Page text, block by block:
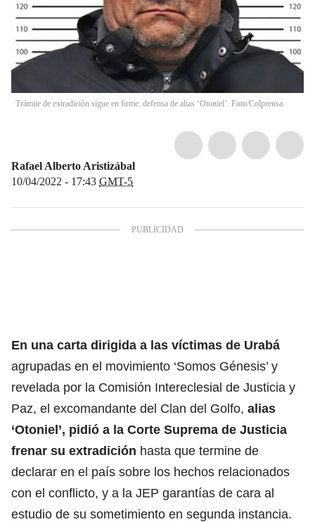
Trámite de extradición sigue en firme: defensa de alias ‘Otoniel’. Foto/Colprensa.
Rafael Alberto Aristizábal
10/04/2022 - 17:43 GMT-5
En una carta dirigida a las víctimas de Urabá
agrupadas en el movimiento ‘Somos Génesis’ y
revelada por la Comisión Intereclesial de Justicia y
Paz, el excomandante del Clan del Golfo, alias
‘Otoniel’, pidió a la Corte Suprema de Justicia
frenar su extradición hasta que termine de
declarar en el país sobre los hechos relacionados
con el conflicto, y a la JEP garantías de cara al
estudio de su sometimiento en segunda instancia.